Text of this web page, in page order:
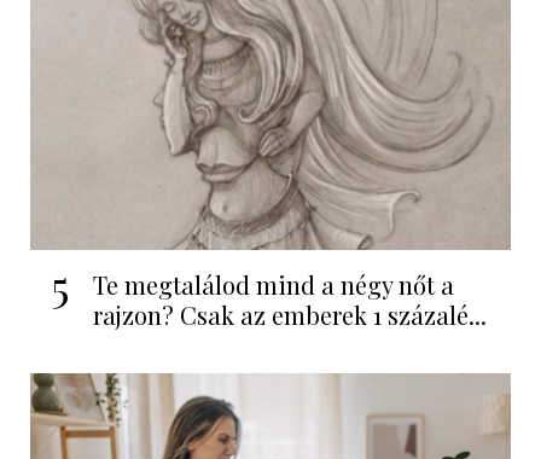
5
Te megtalálod mind a négy nőt a
rajzon? Csak az emberek 1 százalé...